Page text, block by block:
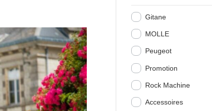
Gitane
MOLLE
Peugeot
Promotion
Rock Machine
Accessoires